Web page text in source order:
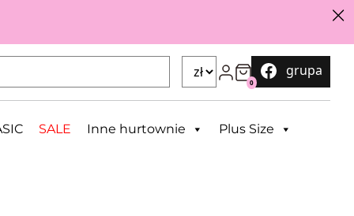
0
grupa
SALE Inne hurtownie Plus Size